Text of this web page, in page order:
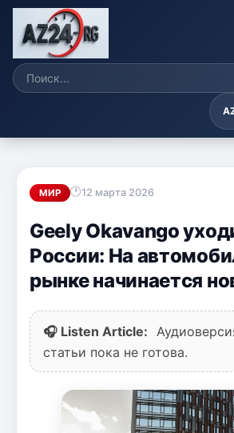
МИР 12 марта 2026
Geely Okavango
России: На
рынке начинается
🎧 Listen Article:
статьи пока не готова.